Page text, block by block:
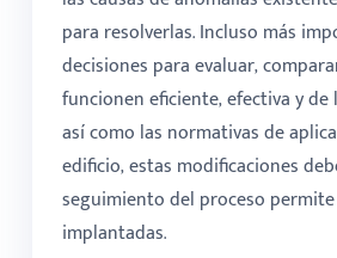
para resolverlas. Incluso más
decisiones para evaluar,
funcionen eficiente, efectiva y
así como las normativas de
edificio, estas modificaciones
seguimiento del proceso
implantadas.